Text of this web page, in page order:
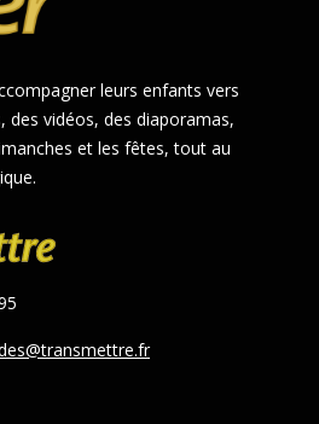
leurs enfants vers
des vidéos, des diaporamas,
et les fêtes, tout au